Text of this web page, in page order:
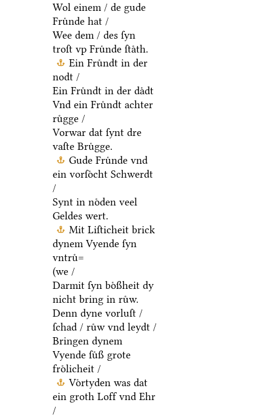
Wol einem / de gude
Fruͤnde hat /
Wee dem / des ſyn
troſt vp Fruͤnde ſtaͤth.
Ein Fruͤndt in der
nodt /
Ein Fruͤndt in der daͤdt
Vnd ein Fruͤndt achter
ruͤgge /
Vorwar dat ſynt dre
vaſte Bruͤgge.
Gude Fruͤnde vnd
ein vorſoͤcht Schwerdt
/
Synt in noͤden veel
Geldes wert.
Mit Liſticheit brick
dynem Vyende ſyn
vntruͤ=
(we /
Darmit ſyn boͤßheit dy
nicht bring in ruͤw.
Denn dyne vorluſt /
ſchad / ruͤw vnd leydt /
Bringen dynem
Vyende ſuͤß grote
froͤlicheit /
Voͤrtyden was dat
ein groth Loff vnd Ehr
/